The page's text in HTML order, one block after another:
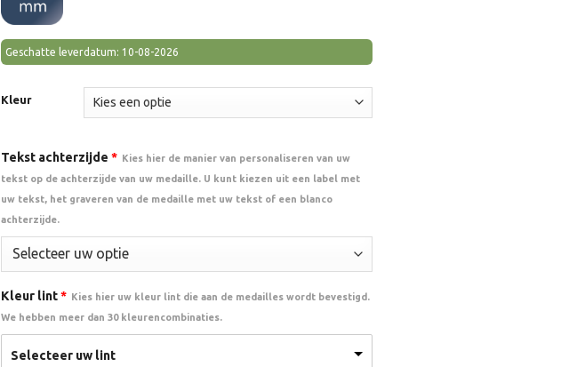
waarderingen
Geschatte leverdatum: 10-08-2026
Kleur
Tekst achterzijde * Kies hier de manier van personaliseren van uw
tekst op de achterzijde van uw medaille. U kunt kiezen uit een label met
uw tekst, het graveren van de medaille met uw tekst of een blanco
achterzijde.
Kleur lint* Kies hier uw kleur lint die aan de medailles wordt bevestigd.
We hebben meer dan 30 kleurencombinaties.
Selecteer uw lint